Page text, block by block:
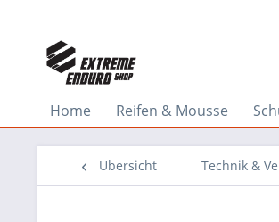
Home Reifen & Mousse
Übersicht Technik &